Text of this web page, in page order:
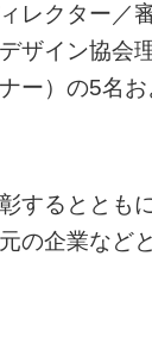
レクター／
ザイン協会
ー）の5名
するととも
の企業など